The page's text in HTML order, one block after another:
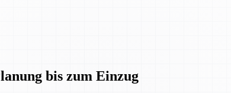
bis zum Einzug